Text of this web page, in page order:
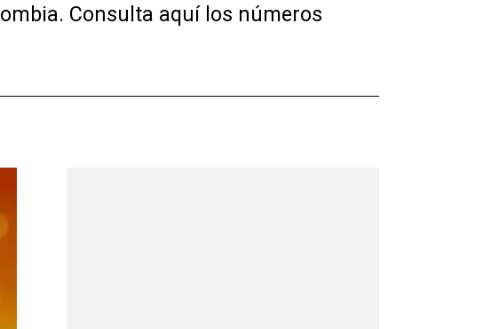
Consulta aquí los números